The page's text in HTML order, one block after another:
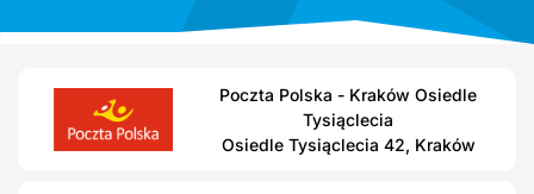
Poczta Polska - Kraków Osiedle
Tysiąclecia
Osiedle Tysiąclecia 42, Kraków